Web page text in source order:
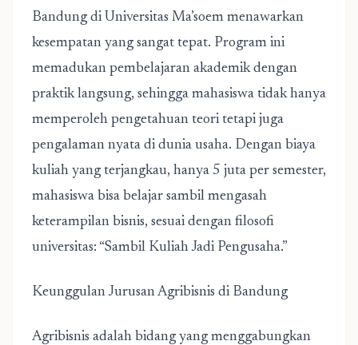
Bandung di Universitas Ma’soem menawarkan
kesempatan yang sangat tepat. Program ini
memadukan pembelajaran akademik dengan
praktik langsung, sehingga mahasiswa tidak hanya
memperoleh pengetahuan teori tetapi juga
pengalaman nyata di dunia usaha. Dengan biaya
kuliah yang terjangkau, hanya 5 juta per semester,
mahasiswa bisa belajar sambil mengasah
keterampilan bisnis, sesuai dengan filosofi
universitas: “Sambil Kuliah Jadi Pengusaha.”
Keunggulan Jurusan Agribisnis di Bandung
Agribisnis adalah bidang yang menggabungkan